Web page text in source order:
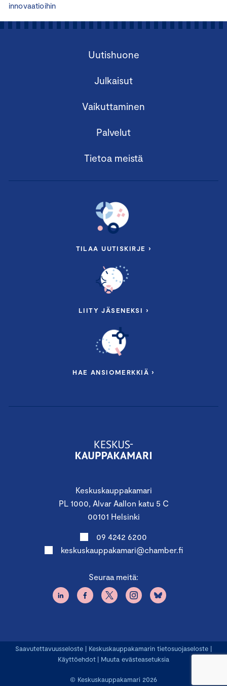
innovaatioihin
Keskuskauppakamari
PL 1000, Alvar Aallon katu 5 C
00101 Helsinki
09 4242 6200
keskuskauppakamari@chamber.fi
Seuraa meitä:
Uutishuone
Julkaisut
Vaikuttaminen
Palvelut
Tietoa meistä
TILAA UUTISKIRJE ›
LIITY JÄSENEKSI ›
HAE ANSIOMERKKIÄ ›
© Keskuskauppakamari 2026
Saavutettavuusseloste | Keskuskauppakamarin tietosuojaseloste |
Käyttöehdot | Muuta evästeasetuksia